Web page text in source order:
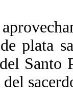
plata
Santo